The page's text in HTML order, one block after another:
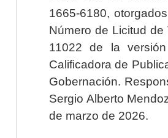
1665-6180,
Número de Licitud
11022 de la
Calificadora de
Gobernación.
Sergio Alberto
de marzo de 2026.